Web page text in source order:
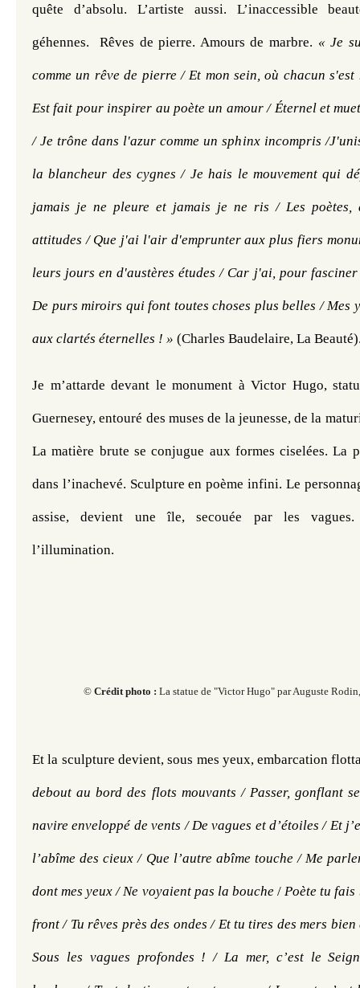
quête d’absolu. L’artiste aussi. L’inaccessible
géhennes.  Rêves de pierre. Amours de marbre. « Je
comme un rêve de pierre / Et mon sein, où chacun
Est fait pour inspirer au poète un amour / Éternel et
/ Je trône dans l'azur comme un sphinx incompris /
la blancheur des cygnes / Je hais le mouvement qui
jamais je ne pleure et jamais je ne ris / Les poètes,
attitudes / Que j'ai l'air d'emprunter aux plus fiers
leurs jours en d'austères études / Car j'ai, pour
De purs miroirs qui font toutes choses plus belles / Mes
aux clartés éternelles ! » (Charles Baudelaire, La
Je m’attarde devant le monument à Victor Hugo,
Guernesey, entouré des muses de la jeunesse, de la
La matière brute se conjugue aux formes ciselées. La
dans l’inachevé. Sculpture en poème infini. Le
assise, devient une île, secouée par les
l’illumination.
© Crédit photo : La statue de "Victor Hugo" par Auguste
Et la sculpture devient, sous mes yeux, embarcation
debout au bord des flots mouvants / Passer, gonflant
navire enveloppé de vents / De vagues et d’étoiles / Et
l’abîme des cieux / Que l’autre abîme touche / Me
dont mes yeux / Ne voyaient pas la bouche / Poète tu fais
front / Tu rêves près des ondes / Et tu tires des mers
Sous les vagues profondes ! / La mer, c’est le